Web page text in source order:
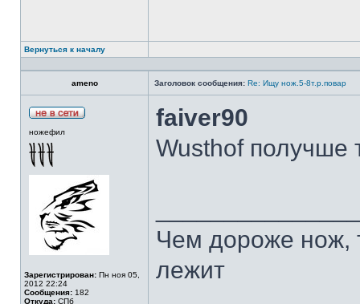
Вернуться к началу
ameno Заголовок сообщения: Re: Ищу нож.5-8т.р.повар
ножефил
Зарегистрирован: Пн ноя 05,
2012 22:24
Сообщения: 182
Откуда: СПб
faiver90
Wusthof получше
Чем дороже нож,
лежит